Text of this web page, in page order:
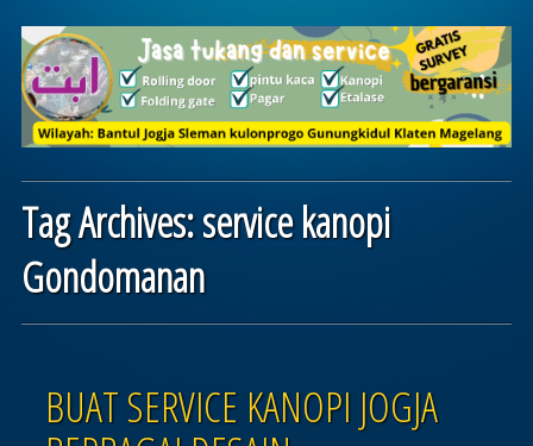
Tag Archives:service kanopi
Gondomanan
BUAT SERVICE KANOPI JOGJA